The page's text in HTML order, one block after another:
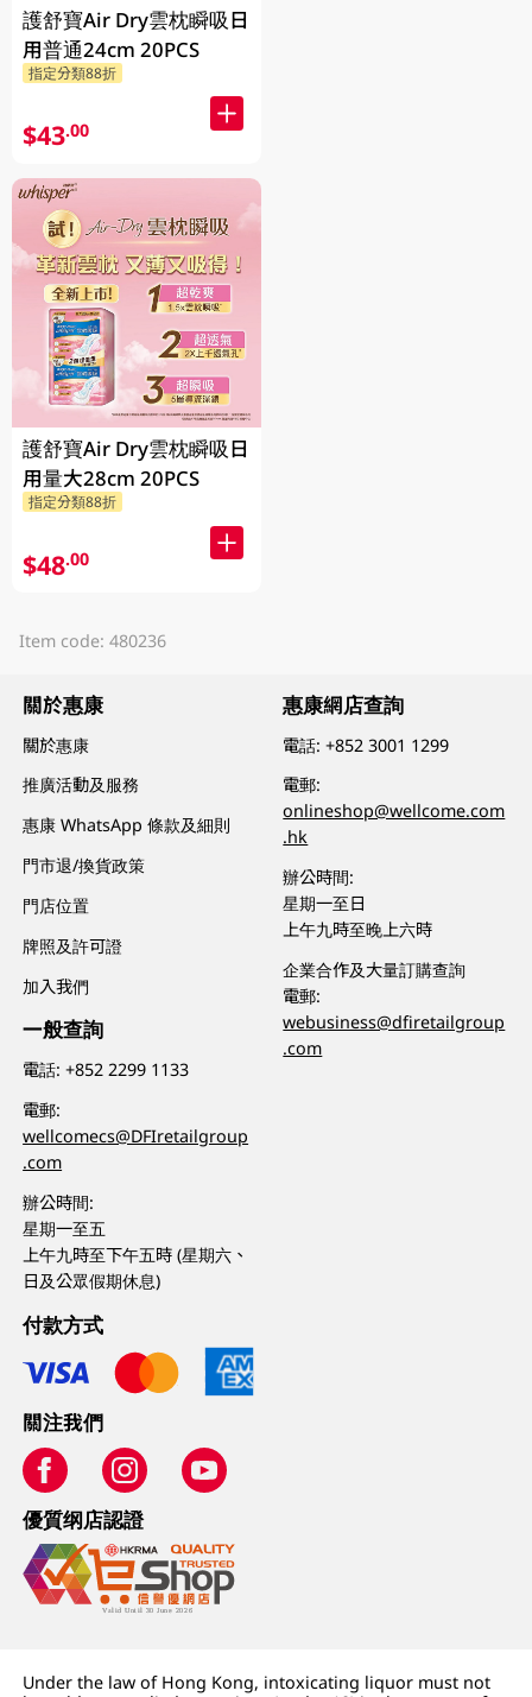
護舒寶Air Dry雲枕瞬吸日
用普通24cm 20PCS
指定分類88折
$43.00
護舒寶Air Dry雲枕瞬吸日
用量大28cm 20PCS
指定分類88折
$48.00
Item code: 480236
關於惠康
關於惠康
推廣活動及服務
惠康 WhatsApp 條款及細則
門市退/換貨政策
門店位置
牌照及許可證
加入我們
一般查詢
電話:+852 2299 1133
電郵:
wellcomecs@DFIretailgroup
.com
辦公時間:
星期一至五
上午九時至下午五時 (星期六、
日及公眾假期休息)
惠康網店查詢
電話:+852 3001 1299
電郵:
onlineshop@wellcome.com
.hk
辦公時間:
星期一至日
上午九時至晚上六時
企業合作及大量訂購查詢
電郵:
webusiness@dfiretailgroup
.com
付款方式
關注我們
優質纲店認證
Under the law of Hong Kong, intoxicating liquor must not